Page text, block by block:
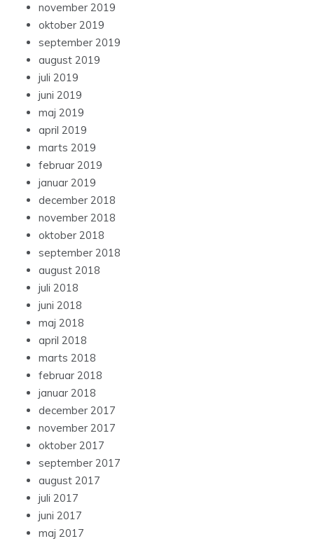
november 2019
oktober 2019
september 2019
august 2019
juli 2019
juni 2019
maj 2019
april 2019
marts 2019
februar 2019
januar 2019
december 2018
november 2018
oktober 2018
september 2018
august 2018
juli 2018
juni 2018
maj 2018
april 2018
marts 2018
februar 2018
januar 2018
december 2017
november 2017
oktober 2017
september 2017
august 2017
juli 2017
juni 2017
maj 2017